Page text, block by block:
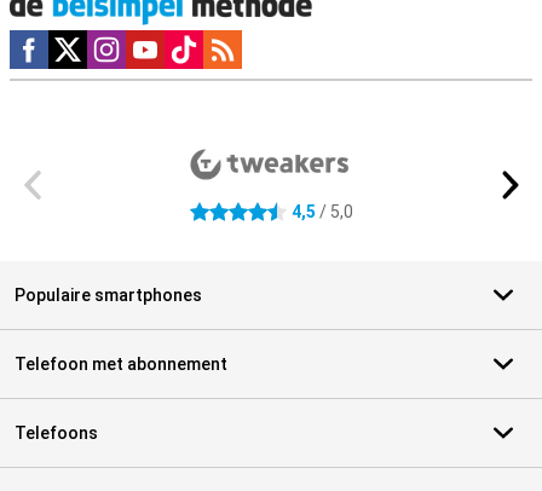
Social media
4.5 sterren 4,5 / 5,0
Populaire smartphones
Telefoon met abonnement
Telefoons